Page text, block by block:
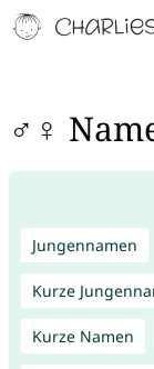
♂♀
Jungennamen
Kurze
Kurze Namen